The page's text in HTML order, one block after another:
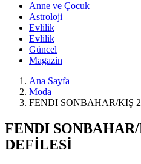
Anne ve Çocuk
Astroloji
Evlilik
Evlilik
Güncel
Magazin
Ana Sayfa
Moda
FENDI SONBAHAR/KIŞ
FENDI SONBAHAR/
DEFİLESİ